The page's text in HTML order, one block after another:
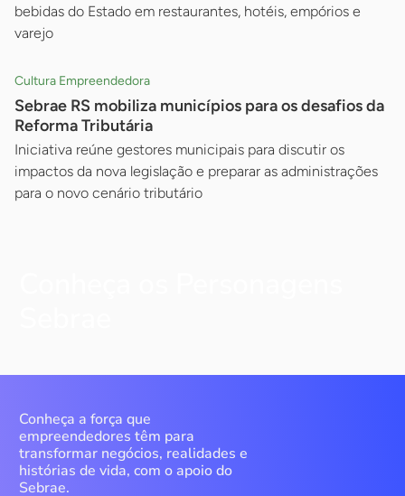
bebidas do Estado em restaurantes, hotéis, empórios e
varejo
Cultura Empreendedora
Sebrae RS mobiliza municípios para os desafios da
Reforma Tributária
Iniciativa reúne gestores municipais para discutir os
impactos da nova legislação e preparar as administrações
para o novo cenário tributário
Conheça a força que
empreendedores têm para
transformar negócios, realidades e
histórias de vida, com o apoio do
Sebrae.